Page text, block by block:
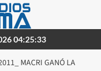
04:25:33
MACRI GANÓ LA